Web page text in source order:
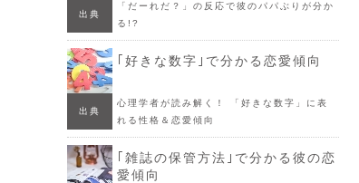
出典
「だーれだ？」の反応で彼のパパぶりが分か
る!?
｢好きな数字｣で分かる恋愛傾向
出典
心理学者が読み解く！ 「好きな数字」に表
れる性格＆恋愛傾向
｢雑誌の保管方法｣で分かる彼の恋
愛傾向